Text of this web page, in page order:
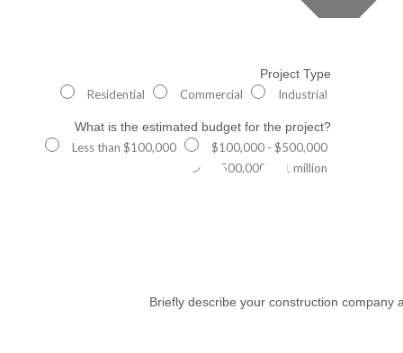
Project Type
Residential
Commercial Industrial
What is the estimated budget for the project?
Less than $100,000
$100,000 - $500,000
$500,000 - $1 million
Briefly describe your construction company
404